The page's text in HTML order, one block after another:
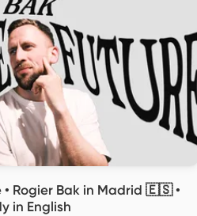
• Rogier Bak in Madrid 🇪🇸 •
in English